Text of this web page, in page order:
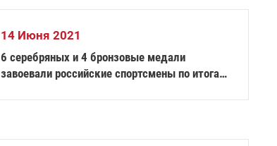
14 Июня 2021
6 серебряных и 4 бронзовые медали
завоевали российские спортсмены по итогам